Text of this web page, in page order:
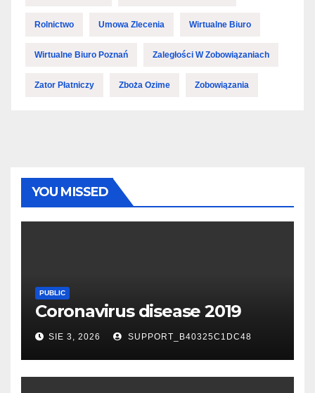
Rolnictwo Umowa Zlecenia Wirtualne Biuro
Wirtualne Biuro Poznań Zaległości W Zobowiązaniach
Zator Płatniczy Zboża Ozime Zobowiązania
YOU MISSED
PUBLIC
Coronavirus disease 2019
SIE 3, 2026 SUPPORT_B40325C1DC48